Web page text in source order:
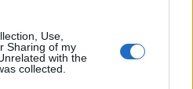
Use,
Sharing of my
with the
collected.